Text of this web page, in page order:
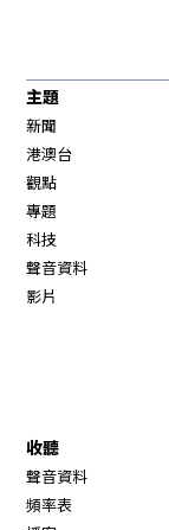
主題
新聞
港澳台
觀點
專題
科技
聲音資料
影片
收聽
聲音資料
頻率表